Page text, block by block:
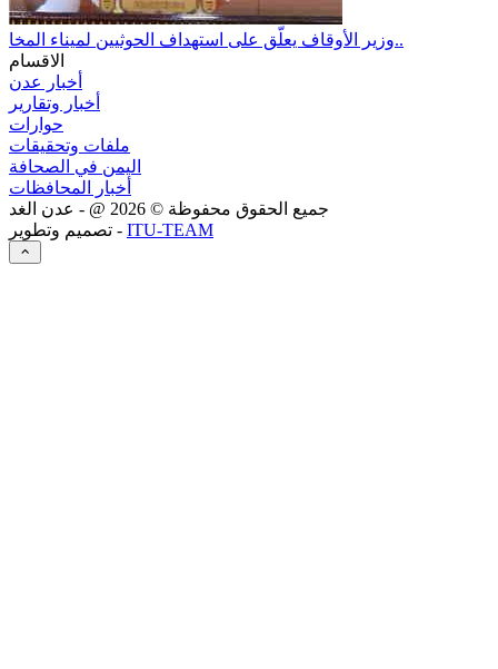
وزير الأوقاف يعلّق على استهداف الحوثيين لميناء المخا..
الاقسام
أخبار عدن
أخبار وتقارير
حوارات
ملفات وتحقيقات
اليمن في الصحافة
أخبار المحافظات
جميع الحقوق محفوظة © 2026 @ - عدن الغد
تصميم وتطوير - ITU-TEAM